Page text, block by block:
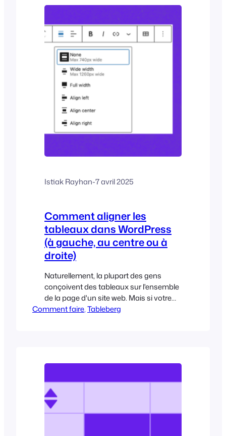
Supprimer les colonnes du bloc de
tableau par défaut Vous avez un
tableau prêt...
Istiak Rayhan-7 avril 2025
Comment aligner les
tableaux dans WordPress
(à gauche, au centre ou à
droite)
Naturellement, la plupart des gens
conçoivent des tableaux sur l'ensemble
de la page d'un site web. Mais si votre
tableau est plus petit que la marge de la
vous montrera comment aligner les
Comment faire, Tableberg